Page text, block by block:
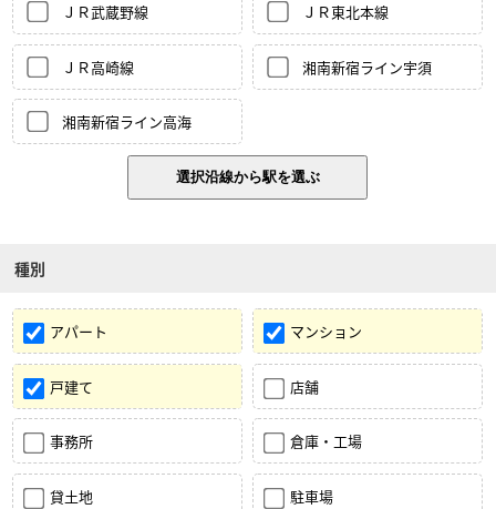
ＪＲ武蔵野線 ＪＲ東北本線
ＪＲ高崎線 湘南新宿ライン宇須
湘南新宿ライン高海
種別
アパート マンション
戸建て 店舗
事務所 倉庫・工場
貸土地 駐車場